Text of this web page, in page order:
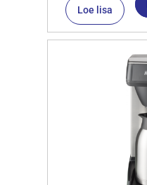
Loe lisa